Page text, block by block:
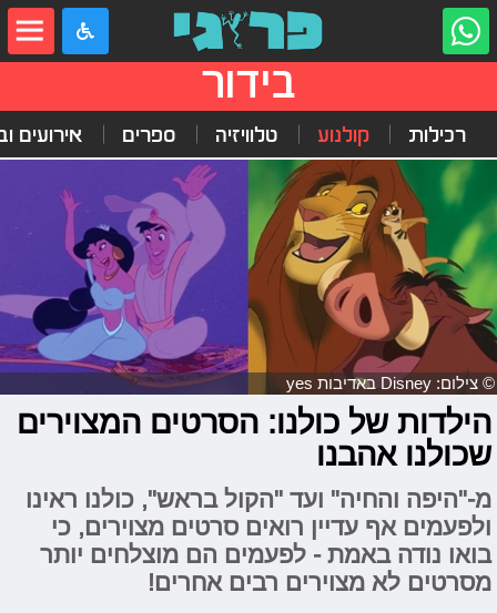
בידור
רכילות קולנוע טלוויזיה ספרים אירועים
© צילום: Disney באדיבות yes
הילדות של כולנו: הסרטים המצוירים
שכולנו אהבנו
מ-"היפה והחיה" ועד "הקול בראש", כולנו ראינו
ולפעמים אף עדיין רואים סרטים מצוירים, כי
בואו נודה באמת - לפעמים הם מוצלחים יותר
מסרטים לא מצוירים רבים אחרים!